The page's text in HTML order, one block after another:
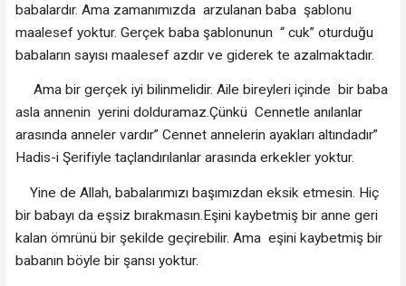
babalardır. Ama zamanımızda arzulanan baba şablonu
maalesef yoktur. Gerçek baba şablonunun “ cuk” oturduğu
babaların sayısı maalesef azdır ve giderek te azalmaktadır.
Ama bir gerçek iyi bilinmelidir. Aile bireyleri içinde bir baba
asla annenin yerini dolduramaz.Çünkü Cennetle anılanlar
arasında anneler vardır” Cennet annelerin ayakları altındadır”
Hadis-i Şerifiyle taçlandırılanlar arasında erkekler yoktur.
Yine de Allah, babalarımızı başımızdan eksik etmesin. Hiç
bir babayı da eşsiz bırakmasın.Eşini kaybetmiş bir anne geri
kalan ömrünü bir şekilde geçirebilir. Ama eşini kaybetmiş bir
babanın böyle bir şansı yoktur.